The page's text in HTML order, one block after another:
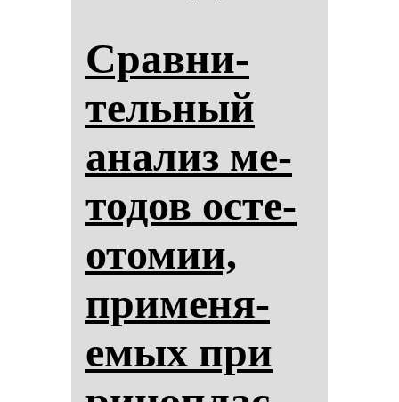
Срав­ни­
тель­ный
ана­лиз ме­
то­дов ос­те­
ото­мии,
при­ме­ня­
емых при